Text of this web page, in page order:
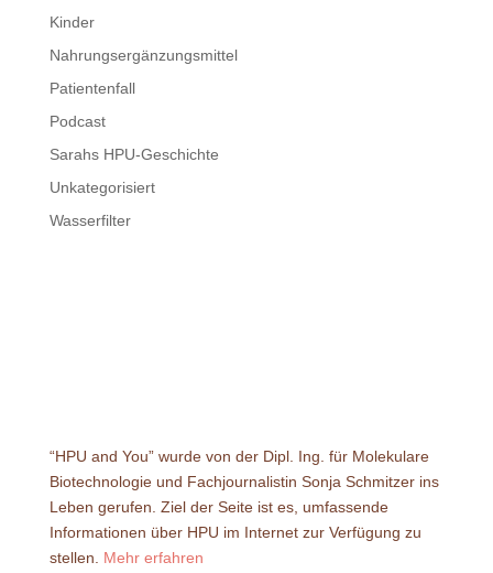
Kinder
Nahrungsergänzungsmittel
Patientenfall
Podcast
Sarahs HPU-Geschichte
Unkategorisiert
Wasserfilter
“HPU and You” wurde von der Dipl. Ing. für Molekulare
Biotechnologie und Fachjournalistin Sonja Schmitzer ins
Leben gerufen. Ziel der Seite ist es, umfassende
Informationen über HPU im Internet zur Verfügung zu
stellen. Mehr erfahren